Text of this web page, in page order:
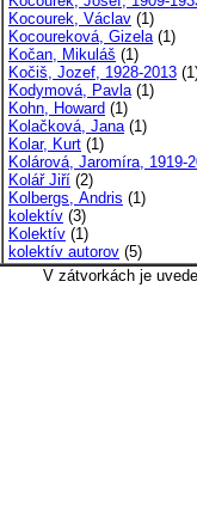
Kocourek, Václav (1)
Kocoureková, Gizela(1)
Kočan, Mikuláš (1)
Kočiš, Jozef, 1928-2013
Kodymová, Pavla(1)
Kohn, Howard (1)
Kolačková, Jana(1)
Kolar, Kurt (1)
Kolárová, Jaromíra, 1919-
Kolář Jiří (2)
Kolbergs, Andris (1)
kolektív (3)
Kolektív (1)
kolektív autorov (5)
V zátvorkách je